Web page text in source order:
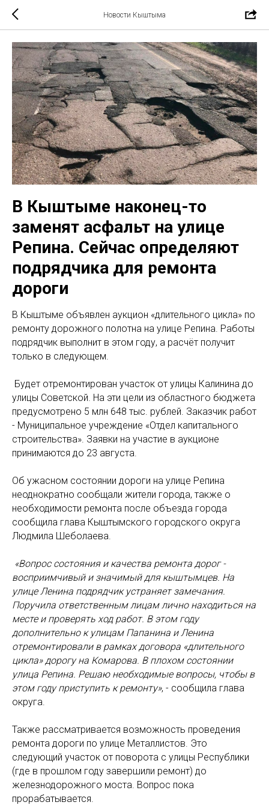
Новости Кыштыма
В Кыштыме наконец-то
заменят асфальт на улице
Репина. Сейчас определяют
подрядчика для ремонта
дороги
В Кыштыме объявлен аукцион «длительного цикла» по
ремонту дорожного полотна на улице Репина. Работы
подрядчик выполнит в этом году, а расчёт получит
только в следующем.
Будет отремонтирован участок от улицы Калинина до
улицы Советской. На эти цели из областного бюджета
предусмотрено 5 млн 648 тыс. рублей. Заказчик работ
- Муниципальное учреждение «Отдел капитального
строительства». Заявки на участие в аукционе
принимаются до 23 августа.
Об ужасном состоянии дороги на улице Репина
неоднократно сообщали жители города, также о
необходимости ремонта после объезда города
сообщила глава Кыштымского городского округа
Людмила Шеболаева.
«Вопрос состояния и качества ремонта дорог -
восприимчивый и значимый для кыштымцев. На
улице Ленина подрядчик устраняет замечания.
Поручила ответственным лицам лично находиться на
месте и проверять ход работ. В этом году
дополнительно к улицам Папанина и Ленина
отремонтировали в рамках договора «длительного
цикла» дорогу на Комарова. В плохом состоянии
улица Репина. Решаю необходимые вопросы, чтобы в
этом году приступить к ремонту», - сообщила глава
округа.
Также рассматривается возможность проведения
ремонта дороги по улице Металлистов. Это
следующий участок от поворота с улицы Республики
(где в прошлом году завершили ремонт) до
железнодорожного моста. Вопрос пока
прорабатывается.